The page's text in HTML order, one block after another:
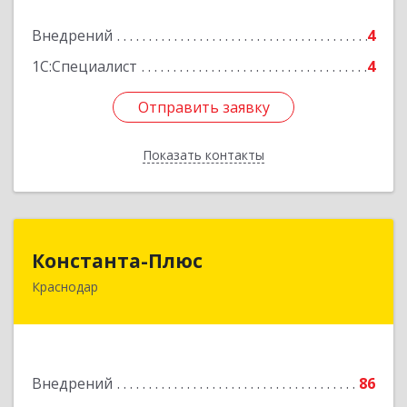
Внедрений
4
1С:Специалист
4
Отправить заявку
Показать контакты
Отправить заявку
Назад
Константа-Плюс
Краснодар
Внедрений
86
350000, Краснодарский край, г. Краснодар, ул.